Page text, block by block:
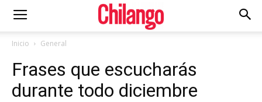
Inicio General
Frases que escucharás
durante todo diciembre